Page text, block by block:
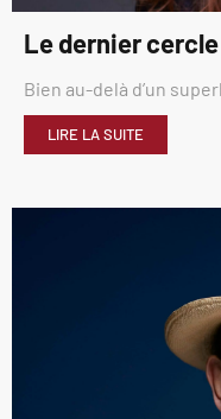
Le dernier
Bien au-delà d’un
LIRE LA SUITE